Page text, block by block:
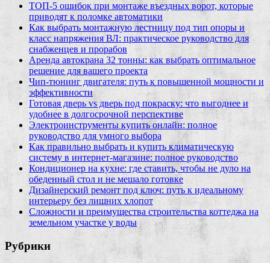
ТОП-5 ошибок при монтаже въездных ворот, которые
приводят к поломке автоматики
Как выбрать монтажную лестницу под тип опоры и
класс напряжения ВЛ: практическое руководство для
снабженцев и прорабов
Аренда автокрана 32 тонны: как выбрать оптимальное
решение для вашего проекта
Чип‑тюнинг двигателя: путь к повышенной мощности и
эффективности
Готовая дверь vs дверь под покраску: что выгоднее и
удобнее в долгосрочной перспективе
Электроинструменты купить онлайн: полное
руководство для умного выбора
Как правильно выбрать и купить климатическую
систему в интернет‑магазине: полное руководство
Кондиционер на кухне: где ставить, чтобы не дуло на
обеденный стол и не мешало готовке
Дизайнерский ремонт под ключ: путь к идеальному
интерьеру без лишних хлопот
Сложности и преимущества строительства коттеджа на
земельном участке у воды
Рубрики